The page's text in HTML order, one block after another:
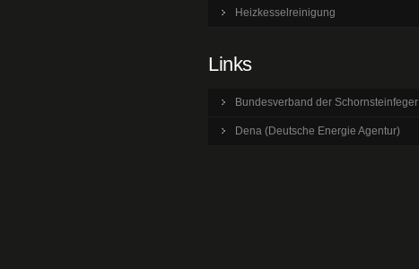
Heizkesselreinigung
Links
Bundesverband der Schornsteinfeger
Dena (Deutsche Energie Agentur)